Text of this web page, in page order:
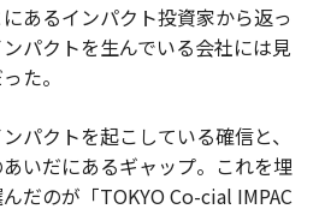
あるインパクト投資家から返っ
パクトを生んでいる会社には見
た。
パクトを起こしている確信と、
いだにあるギャップ。これを埋
だのが「TOKYO Co-cial IMPAC